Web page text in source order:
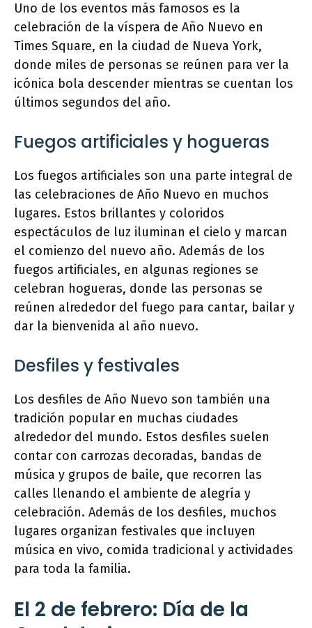
Uno de los eventos más famosos es la
celebración de la víspera de Año Nuevo en
Times Square, en la ciudad de Nueva York,
donde miles de personas se reúnen para ver la
icónica bola descender mientras se cuentan los
últimos segundos del año.
Fuegos artificiales y hogueras
Los fuegos artificiales son una parte integral de
las celebraciones de Año Nuevo en muchos
lugares. Estos brillantes y coloridos
espectáculos de luz iluminan el cielo y marcan
el comienzo del nuevo año. Además de los
fuegos artificiales, en algunas regiones se
celebran hogueras, donde las personas se
reúnen alrededor del fuego para cantar, bailar y
dar la bienvenida al año nuevo.
Desfiles y festivales
Los desfiles de Año Nuevo son también una
tradición popular en muchas ciudades
alrededor del mundo. Estos desfiles suelen
contar con carrozas decoradas, bandas de
música y grupos de baile, que recorren las
calles llenando el ambiente de alegría y
celebración. Además de los desfiles, muchos
lugares organizan festivales que incluyen
música en vivo, comida tradicional y actividades
para toda la familia.
El 2 de febrero: Día de la